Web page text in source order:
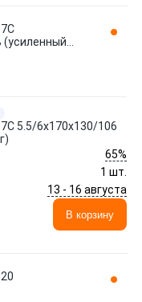
(усиленный
5.5/6x170x130/106
65%
1 шт.
13 - 16 августа
В корзину